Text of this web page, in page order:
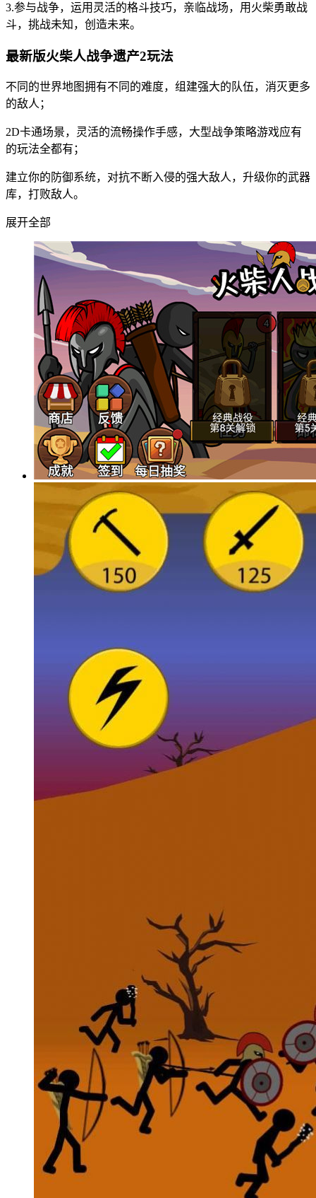
3.参与战争，运用灵活的格斗技巧，亲临战场，用火柴勇敢战
斗，挑战未知，创造未来。
最新版火柴人战争遗产2玩法
不同的世界地图拥有不同的难度，组建强大的队伍，消灭更多
的敌人；
2D卡通场景，灵活的流畅操作手感，大型战争策略游戏应有
的玩法全都有；
建立你的防御系统，对抗不断入侵的强大敌人，升级你的武器
库，打败敌人。
展开全部